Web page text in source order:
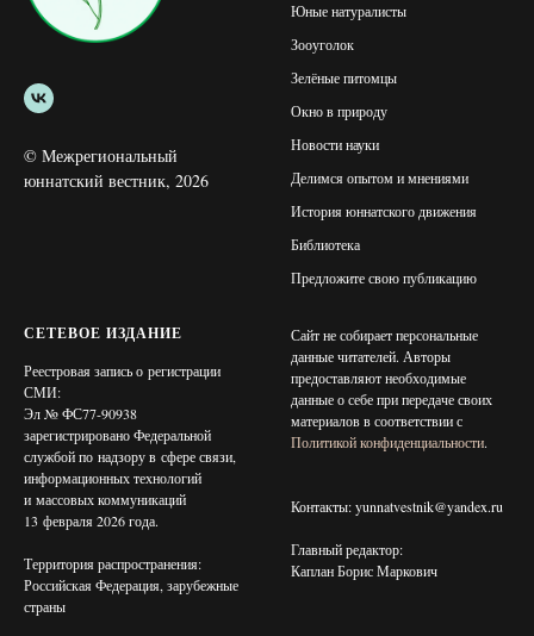
© Межрегиональный
юннатский вестник, 2026
Юные натуралисты
Зооуголок
Зелёные питомцы
Окно в природу
Новости науки
Делимся опытом и мнениями
История юннатского движения
Библиотека
Предложите свою публикацию
СЕТЕВОЕ ИЗДАНИЕ
Реестровая запись о регистрации
СМИ:
Эл № ФС77-90938
зарегистрировано Федеральной
службой по надзору в сфере связи,
информационных технологий
и массовых коммуникаций
13 февраля 2026 года.
Территория распространения:
Российская Федерация, зарубежные
страны
Сайт не собирает персональные
данные читателей. Авторы
предоставляют необходимые
данные о себе при передаче своих
материалов в соответствии с
Политикой конфиденциальности.
Контакты: yunnatvestnik@yandex.ru
Главный редактор:
Каплан Борис Маркович